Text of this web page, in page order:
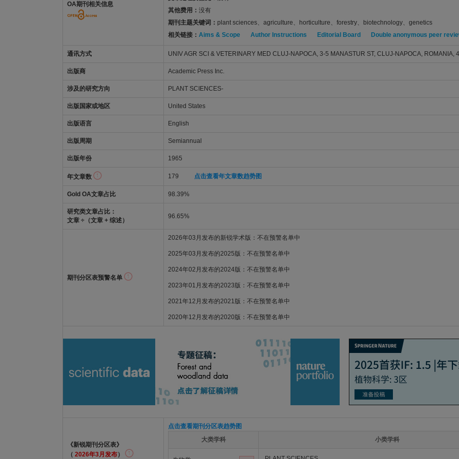
OA期刊相关信息
其他费用： 没有
期刊主题关键词： plant sciences、agriculture、horticulture、forestry、biotechnology、genetics
相关链接： Aims & Scope Author Instructions Editorial Board Double anonymous peer
通讯方式 UNIV AGR SCI & VETERINARY MED CLUJ-NAPOCA, 3-5 MANASTUR ST, CLUJ-NAPOCA, ROMANIA,
出版商 Academic Press Inc.
涉及的研究方向 PLANT SCIENCES-
出版国家或地区 United States
出版语言 English
出版周期 Semiannual
出版年份 1965
年文章数 179 点击查看年文章数趋势图
Gold OA文章占比 98.39%
研究类文章占比：
文章 ÷（文章 + 综述）
96.65%
期刊分区表预警名单
2026年03月发布的新锐学术版：不在预警名单中
2025年03月发布的2025版：不在预警名单中
2024年02月发布的2024版：不在预警名单中
2023年01月发布的2023版：不在预警名单中
2021年12月发布的2021版：不在预警名单中
2020年12月发布的2020版：不在预警名单中
《新锐期刊分区表》
（ 2026年3月发布）
点击查看期刊分区表趋势图
大类学科
小类学科